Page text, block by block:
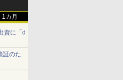
1カ月
資に「d
証のた